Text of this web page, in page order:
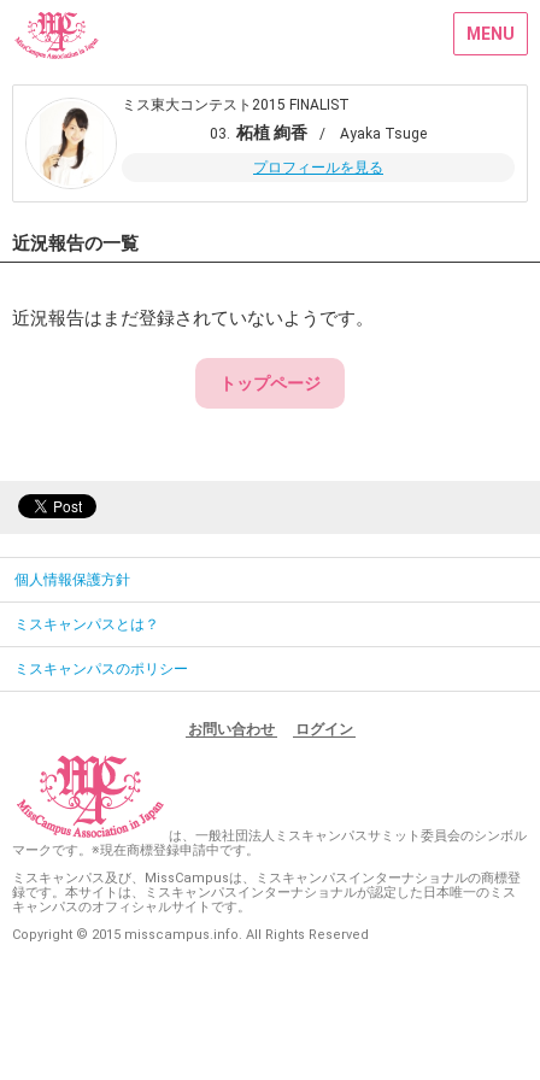
MENU
ミス東大コンテスト2015 FINALIST
03. 柘植 絢香
/ Ayaka Tsuge
プロフィールを見る
近況報告の一覧
近況報告はまだ登録されていないようです。
トップページ
個人情報保護方針
ミスキャンパスとは？
ミスキャンパスのポリシー
お問い合わせ ログイン
は、一般社団法人ミスキャンパスサミット委員会のシンボル
マークです。※現在商標登録申請中です。
ミスキャンパス及び、MissCampusは、ミスキャンパスインターナショナルの商標登
録です。本サイトは、ミスキャンパスインターナショナルが認定した日本唯一のミス
キャンパスのオフィシャルサイトです。
Copyright © 2015 misscampus.info. All Rights Reserved